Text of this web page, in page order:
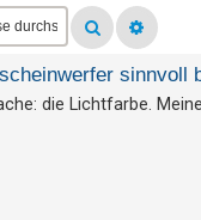
sinnvoll
die Lichtfarbe.